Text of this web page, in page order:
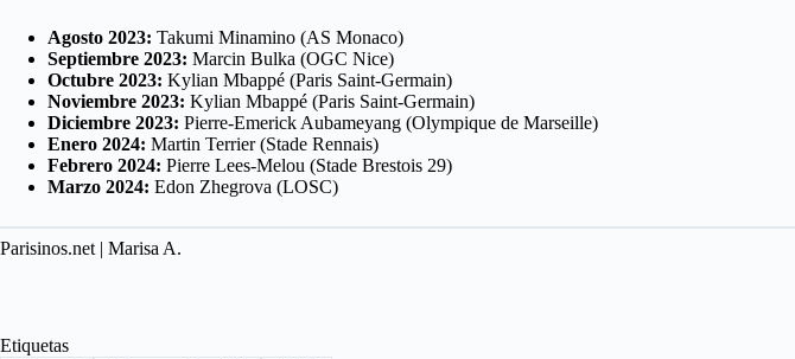
Agosto 2023: Takumi Minamino (AS Monaco)
Septiembre 2023: Marcin Bulka (OGC Nice)
Octubre 2023: Kylian Mbappé (Paris Saint-Germain)
Noviembre 2023: Kylian Mbappé (Paris Saint-Germain)
Diciembre 2023: Pierre-Emerick Aubameyang (Olympique de Marseille)
Enero 2024: Martin Terrier (Stade Rennais)
Febrero 2024: Pierre Lees-Melou (Stade Brestois 29)
Marzo 2024: Edon Zhegrova (LOSC)
Parisinos.net | Marisa A.
Etiquetas